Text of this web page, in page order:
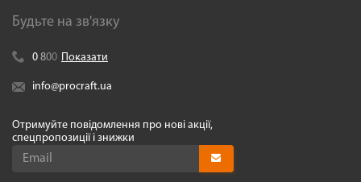
Будьте на зв'язку
0 800 Показати
info@procraft.ua
Отримуйте повідомлення про нові акції,
спецпропозиції і знижки